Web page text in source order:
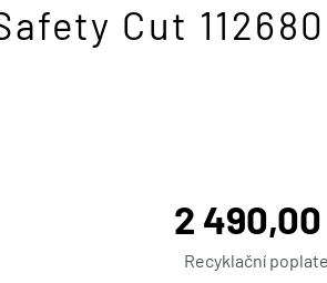
Cut 112680
2 490,00
Recyklační